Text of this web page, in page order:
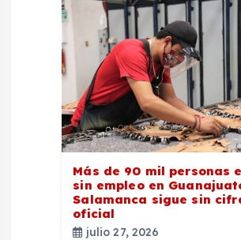
Más de 90 mil personas
sin empleo en
Salamanca sigue sin
oficial
julio 27, 2026